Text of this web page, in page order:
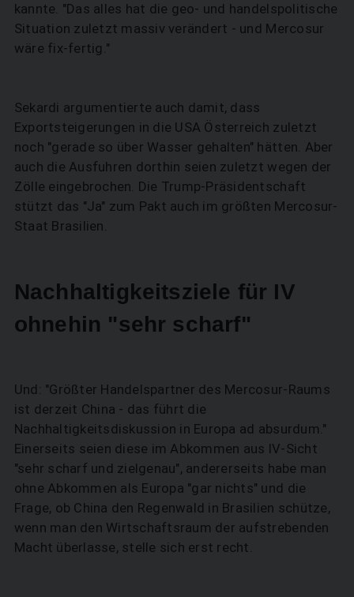
kannte. "Das alles hat die geo- und handelspolitische
Situation zuletzt massiv verändert - und Mercosur
wäre fix-fertig."
Sekardi argumentierte auch damit, dass
Exportsteigerungen in die USA Österreich zuletzt
noch "gerade so über Wasser gehalten" hätten. Aber
auch die Ausfuhren dorthin seien zuletzt wegen der
Zölle eingebrochen. Die Trump-Präsidentschaft
stützt das "Ja" zum Pakt auch im größten Mercosur-
Staat Brasilien.
Nachhaltigkeitsziele für IV
ohnehin "sehr scharf"
Und: "Größter Handelspartner des Mercosur-Raums
ist derzeit China - das führt die
Nachhaltigkeitsdiskussion in Europa ad absurdum."
Einerseits seien diese im Abkommen aus IV-Sicht
"sehr scharf und zielgenau", andererseits habe man
ohne Abkommen als Europa "gar nichts" und die
Frage, ob China den Regenwald in Brasilien schütze,
wenn man den Wirtschaftsraum der aufstrebenden
Macht überlasse, stelle sich erst recht.
SUCHEN